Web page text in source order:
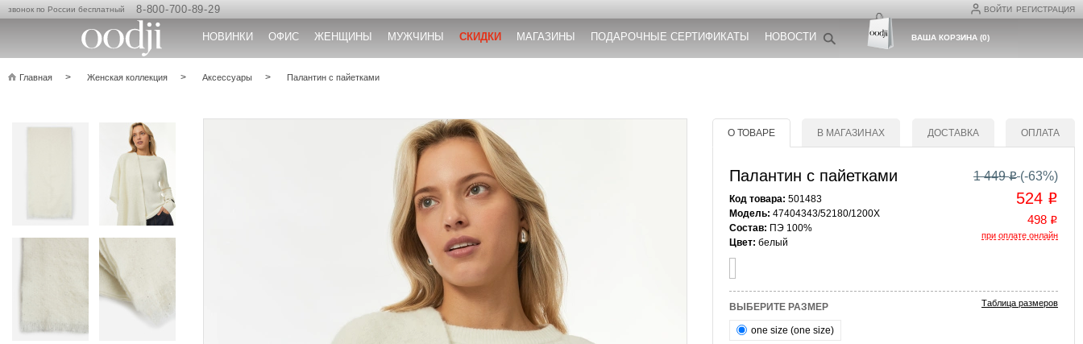
ВОЙТИ РЕГИСТРАЦИЯ
звонок по России бесплатный 8-800-700-89-29
НОВИНКИ ОФИС ЖЕНЩИНЫ МУЖЧИНЫ СКИДКИ МАГАЗИНЫ ПОДАРОЧНЫЕ СЕРТИФИКАТЫ НОВОСТИ ВАША КОРЗИНА(0)
Главная Женская коллекция Аксессуары Палантин с пайетками
О ТОВАРЕ В МАГАЗИНАХ ДОСТАВКА ОПЛАТА
Палантин с пайетками
Код товара: 501483
Модель: 47404343/52180/1200X
Состав: ПЭ 100%
Цвет: белый
1 449o (-63%)
524 o
498 o
при оплате онлайн
ВЫБЕРИТЕ РАЗМЕР Таблица размеров
one size (one size)